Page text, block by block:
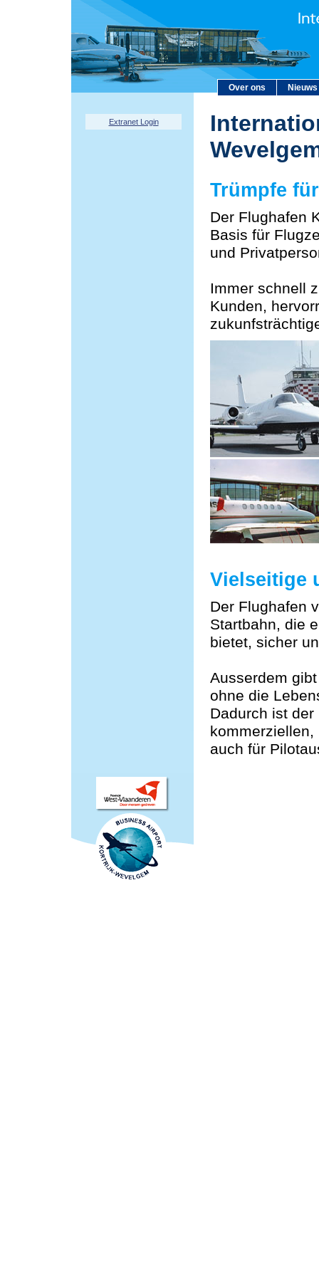
Over ons Nieuws
Extranet Login
Trümpfe
Der Flughafen
Basis für
und
Immer schnell
Kunden,
Vielseitige
Der Flughafen
Startbahn, die
bietet, sicher
Ausserdem
ohne die
Dadurch ist
auch für